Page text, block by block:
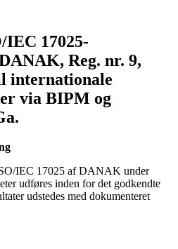
IEC 17025-
Reg. nr. 9,
internationale
via BIPM og
IEC 17025 af DANAK under
udføres inden for det godkendte
udstedes med dokumenteret